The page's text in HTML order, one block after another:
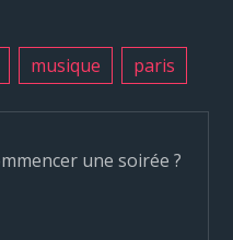
musique paris
une soirée ?